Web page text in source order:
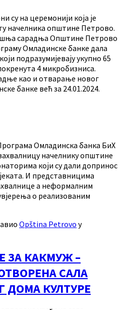
су на церемонији која је
начелника општине Петрово.
сарадња Општине Петрово
Омладинске банке дала
подразумијевају укупно 65
4 микробизниса.
као и отварање новог
банке већ за 24.01.2024.
Омладинска банка БиХ
начелнику општине
који су дали допринос
И представницима
а неформалним
о реализованим
Opština Petrovo у
ЗА КАКМУЖ –
САЛА
ДОМА КУЛТУРЕ